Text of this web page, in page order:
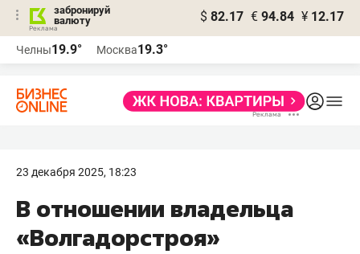
забронируй
валюту
$ 82.17 € 94.84 ¥ 12.17
Челны19.9° Москва19.3°
23 декабря 2025, 18:23
В отношении владельца
«Волгадорстроя»